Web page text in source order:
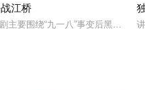
江桥
主要围绕“九一八”事变后黑龙江